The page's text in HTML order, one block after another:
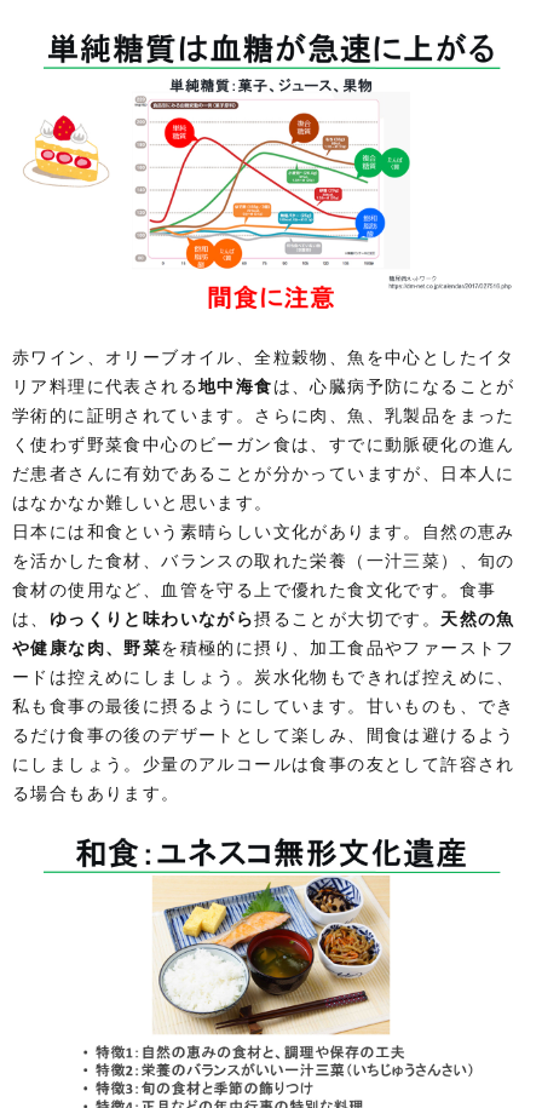
赤ワイン、オリーブオイル、全粒穀物、魚を中心としたイタ
リア料理に代表される地中海食は、心臓病予防になることが
学術的に証明されています。さらに肉、魚、乳製品をまった
く使わず野菜食中心のビーガン食は、すでに動脈硬化の進ん
だ患者さんに有効であることが分かっていますが、日本人に
はなかなか難しいと思います。
日本には和食という素晴らしい文化があります。自然の恵み
を活かした食材、バランスの取れた栄養（一汁三菜）、旬の
食材の使用など、血管を守る上で優れた食文化です。食事
は、 ゆっくりと味わいながら摂ることが大切です。 天然の魚
や健康な肉、野菜を積極的に摂り、加工食品やファーストフ
ードは控えめにしましょう。炭水化物もできれば控えめに、
私も食事の最後に摂るようにしています。甘いものも、でき
るだけ食事の後のデザートとして楽しみ、間食は避けるよう
にしましょう。少量のアルコールは食事の友として許容され
る場合もあります。